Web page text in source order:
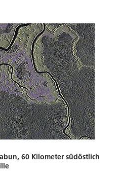
60 Kilometer südöstlich